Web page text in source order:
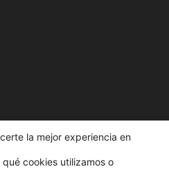
de Informática de Diputación de
la mejor experiencia en
cookies utilizamos o